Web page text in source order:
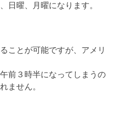
日曜、月曜になります。
ことが可能ですが、アメリ
前３時半になってしまうの
ません。